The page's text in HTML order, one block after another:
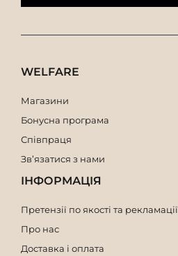
WELFARE
Магазини
Бонусна програма
Співпраця
Зв’язатися з нами
ІНФОРМАЦІЯ
Претензії по якості та рекламації
Про нас
Доставка і оплата